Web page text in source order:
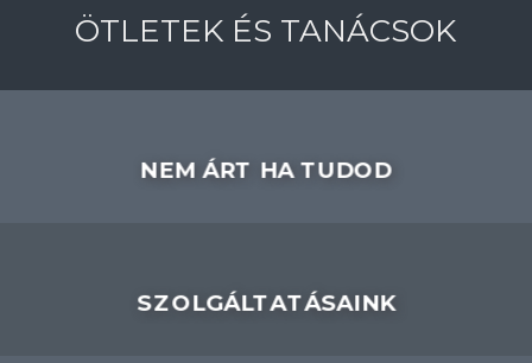
ÖTLETEK ÉS TANÁCSOK
NEM ÁRT HA TUDOD
SZOLGÁLTATÁSAINK